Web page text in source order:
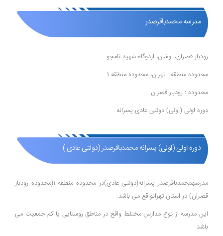
مدرسه محمدباقرصدر
رودبار قصران، اوشان، اردوگاه شهید نامجو
محدوده منطقه : تهران، محدوده منطقه 1
محدوده : رودبار قصران
دوره اولی (اولی) دولتی عادی پسرانه
دوره اولی (اولی) پسرانه محمدباقرصدر (دولتی عادی )
مدرسهمحمدباقرصدر پسرانه(دولتی عادی)در محدوده منطقه 1(محدوده رودبار
قصران) در استان تهرانواقع می باشد.
این مدرسه از نوع مدارس مختلط واقع در مناطق روستایی یا کم جمعیت می
باشد